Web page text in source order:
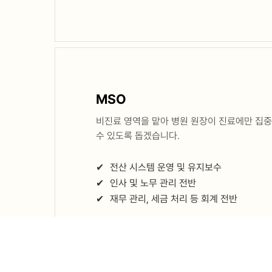
MSO
비진료 영역을 맡아 병원 원장이 진료에만 집
수 있도록 돕겠습니다.
✔
전산 시스템 운영 및 유지보수
✔
인사 및 노무 관리 전반
✔ 재무 관리, 세금 처리 등 회계 전반